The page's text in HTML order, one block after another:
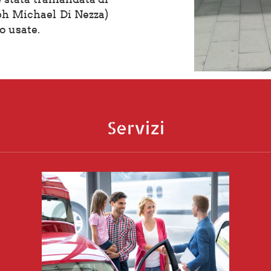
Michael Di Nezza)
usate.
Servizi